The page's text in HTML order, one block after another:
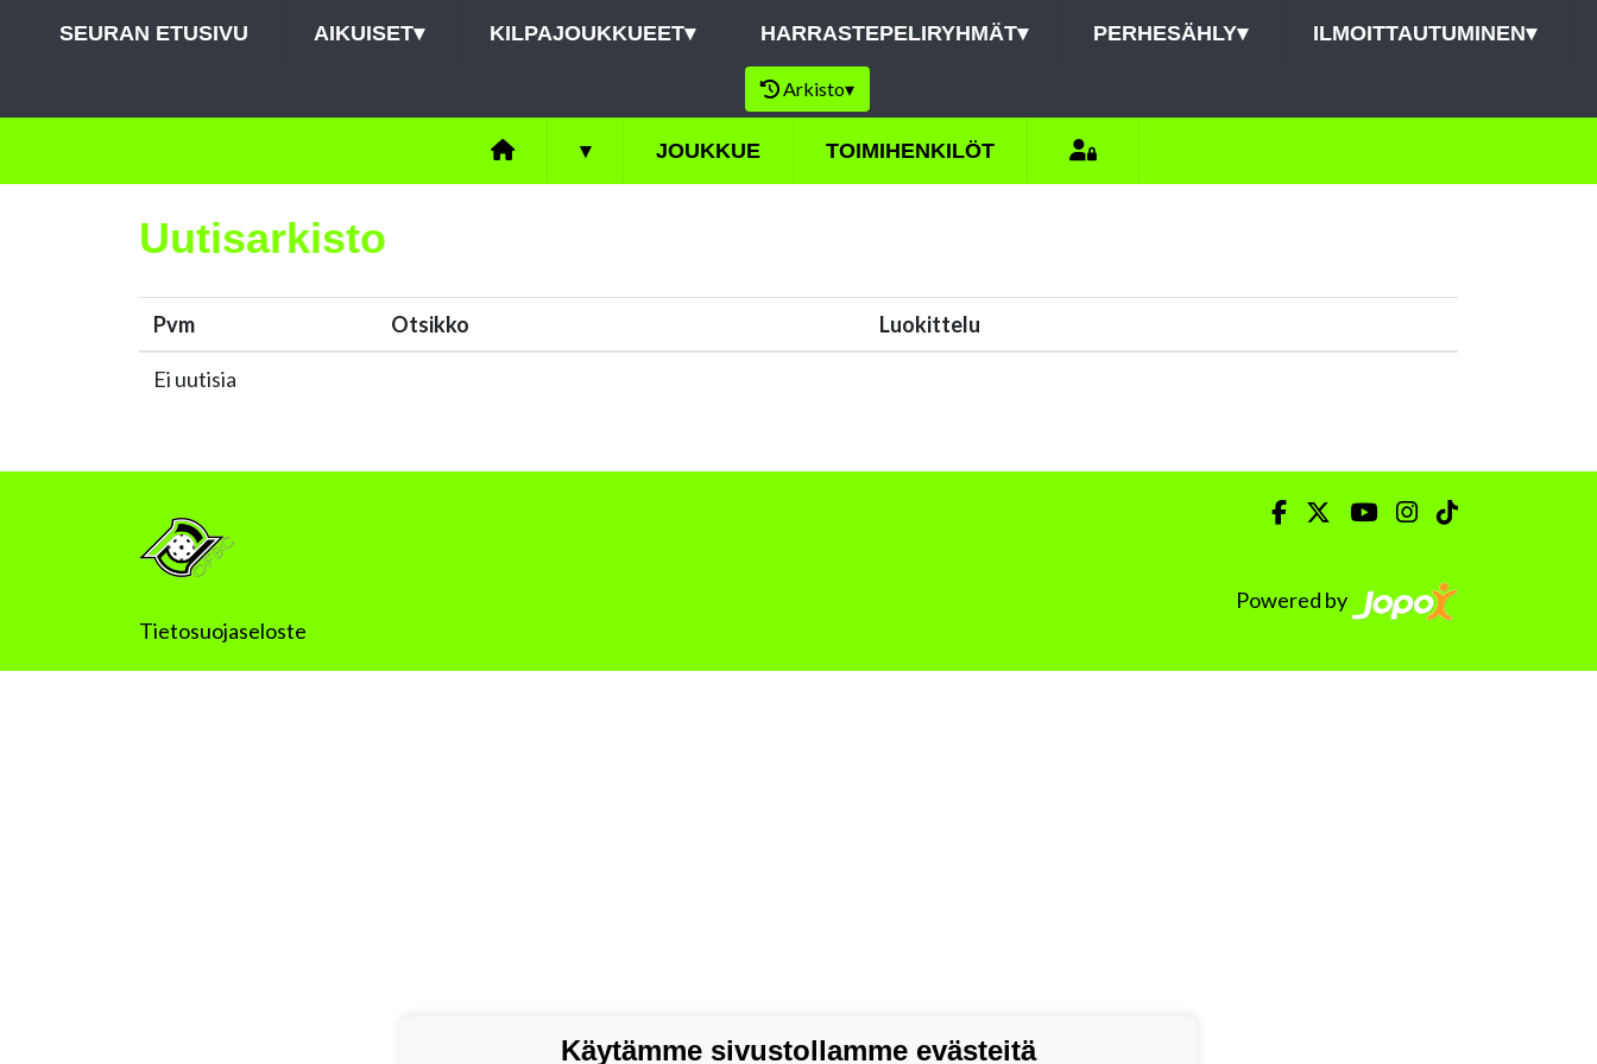
SEURAN ETUSIVU AIKUISET▾ KILPAJOUKKUEET▾ HARRASTEPELIRYHMÄT▾ PERHESÄHLY▾ ILMOITTAUTUMINEN▾
Arkisto▾
▾ JOUKKUE TOIMIHENKILÖT
Uutisarkisto
Pvm Otsikko Luokittelu
Ei uutisia
Tietosuojaseloste
Powered by
Käytämme sivustollamme evästeitä